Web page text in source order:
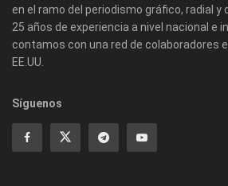
en el ramo del periodismo gráfico, radial y
25 años de experiencia a nivel nacional e
contamos con una red de colaboradores
EE.UU.
Síguenos